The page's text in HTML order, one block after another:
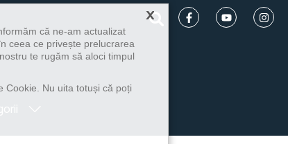
×
că ne-am actualizat
ceea ce privește prelucrarea
te rugăm să aloci timpul
Cookie. Nu uita totuși că poți